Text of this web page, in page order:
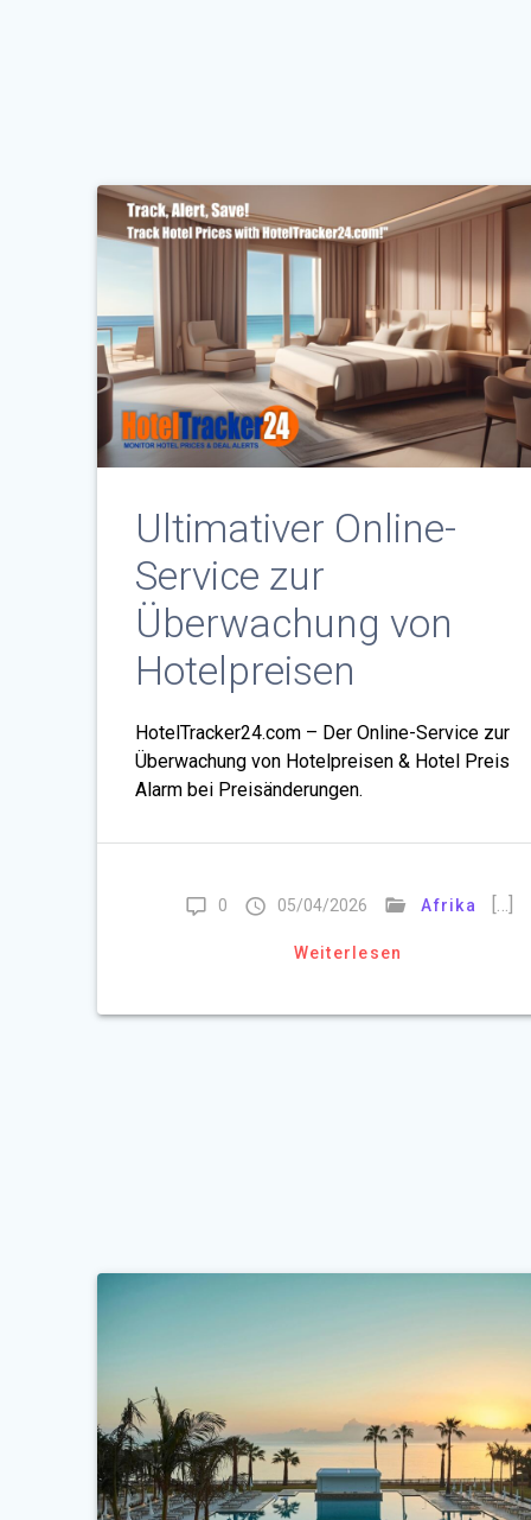
Ultimativer Online-
Service zur
Überwachung von
Hotelpreisen
HotelTracker24.com – Der Online-Service zur
Überwachung von Hotelpreisen & Hotel Preis
Alarm bei Preisänderungen.
0 05/04/2026 Afrika
Weiterlesen